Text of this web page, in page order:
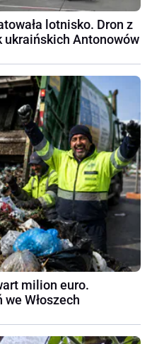
lotnisko. Dron z
ukraińskich Antonowów
milion euro.
Włoszech